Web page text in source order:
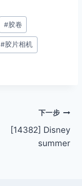
#胶卷
#胶片相机
下一步
[14382] Disney
summer